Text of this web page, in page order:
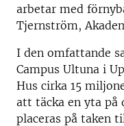
arbetar med
Tjernström,
I den omfattande
Campus Ultuna i
Hus cirka 15
att täcka en yta på
placeras på taken